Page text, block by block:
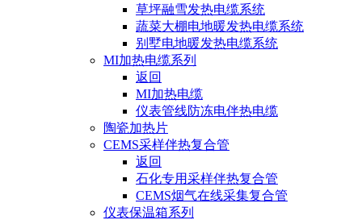
草坪融雪发热电缆系统
蔬菜大棚电地暖发热电缆系统
别墅电地暖发热电缆系统
MI加热电缆系列
返回
MI加热电缆
仪表管线防冻电伴热电缆
陶瓷加热片
CEMS采样伴热复合管
返回
石化专用采样伴热复合管
CEMS烟气在线采集复合管
仪表保温箱系列